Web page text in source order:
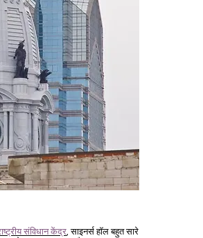
संविधान केंद्र, साइनर्स हॉल बहुत सारे